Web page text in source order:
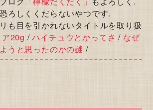
ろしくくだらないやつです.
も目を引かれないタイトルを取り扱
ア20g /ハイチュウとかってさ / なぜ
うと思ったのかの謎 /